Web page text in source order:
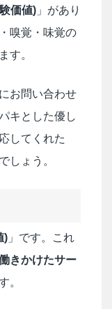
価値) 」があり
嗅覚・味覚の
す。
お問い合わせ
キとした優し
してくれた
しょう。
) 」です。これ
きかけたサー
。